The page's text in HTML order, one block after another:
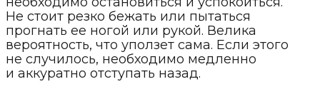
Не стоит резко бежать или пытаться
прогнать ее ногой или рукой. Велика
вероятность, что уползет сама. Если этого
не случилось, необходимо медленно
и аккуратно отступать назад.